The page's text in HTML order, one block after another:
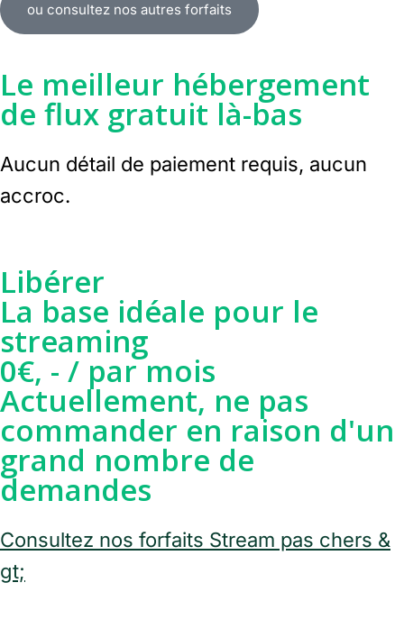
ou consultez nos autres forfaits
Le meilleur hébergement
de flux gratuit là-bas
Aucun détail de paiement requis, aucun
accroc.
Libérer
La base idéale pour le
streaming
0€, - / par mois
Actuellement, ne pas
commander en raison d'un
grand nombre de
demandes
Consultez nos forfaits Stream pas chers &
gt;